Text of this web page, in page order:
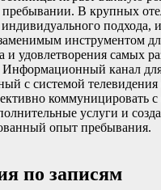
пребывании. В крупных
индивидуального подхода,
инструментом
и удовлетворения самых
Информационный канал для
с системой
коммуницировать с
услуги и
опыт пребывания.
по записям